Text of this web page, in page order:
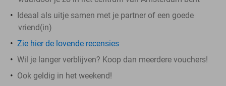
Ideaal als uitje samen met je partner of een goede
vriend(in)
Zie hier de lovende recensies
Wil je langer verblijven? Koop dan meerdere vouchers!
Ook geldig in het weekend!